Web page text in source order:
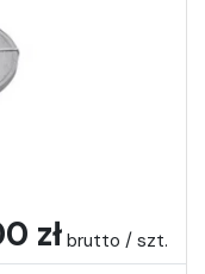
zł brutto / szt.